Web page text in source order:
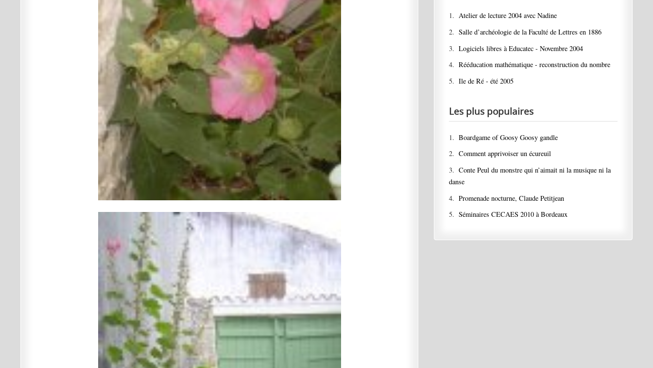
1.Atelier de lecture 2004 avec Nadine
2.Salle d’archéologie de la Faculté de Lettres en 1886
3.Logiciels libres à Educatec - Novembre 2004
4.Rééducation mathématique - reconstruction du nombre
5.Ile de Ré - été 2005
Les plus populaires
1.Boardgame of Goosy Goosy gandle
2.Comment apprivoiser un écureuil
3.Conte Peul du monstre qui n’aimait ni la musique ni la
danse
4.Promenade nocturne, Claude Petitjean
5.Séminaires CECAES 2010 à Bordeaux